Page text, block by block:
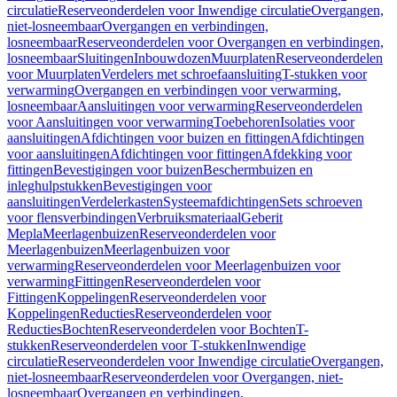
circulatieReserveonderdelen voor Inwendige circulatieOvergangen,
niet-losneembaarOvergangen en verbindingen,
losneembaarReserveonderdelen voor Overgangen en verbindingen,
losneembaarSluitingenInbouwdozenMuurplatenReserveonderdelen
voor MuurplatenVerdelers met schroefaansluitingT-stukken voor
verwarmingOvergangen en verbindingen voor verwarming,
losneembaarAansluitingen voor verwarmingReserveonderdelen
voor Aansluitingen voor verwarmingToebehorenIsolaties voor
aansluitingenAfdichtingen voor buizen en fittingenAfdichtingen
voor aansluitingenAfdichtingen voor fittingenAfdekking voor
fittingenBevestigingen voor buizenBeschermbuizen en
inleghulpstukkenBevestigingen voor
aansluitingenVerdelerkastenSysteemafdichtingenSets schroeven
voor flensverbindingenVerbruiksmateriaalGeberit
MeplaMeerlagenbuizenReserveonderdelen voor
MeerlagenbuizenMeerlagenbuizen voor
verwarmingReserveonderdelen voor Meerlagenbuizen voor
verwarmingFittingenReserveonderdelen voor
FittingenKoppelingenReserveonderdelen voor
KoppelingenReductiesReserveonderdelen voor
ReductiesBochtenReserveonderdelen voor BochtenT-
stukkenReserveonderdelen voor T-stukkenInwendige
circulatieReserveonderdelen voor Inwendige circulatieOvergangen,
niet-losneembaarReserveonderdelen voor Overgangen, niet-
losneembaarOvergangen en verbindingen,